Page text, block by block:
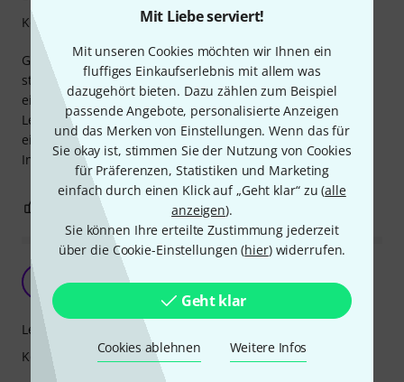
Mit Liebe serviert!
Mit unseren Cookies möchten wir Ihnen ein
fluffiges Einkaufserlebnis mit allem was
dazugehört bieten. Dazu zählen zum Beispiel
passende Angebote, personalisierte Anzeigen
und das Merken von Einstellungen. Wenn das für
Sie okay ist, stimmen Sie der Nutzung von Cookies
für Präferenzen, Statistiken und Marketing
einfach durch einen Klick auf „Geht klar“ zu (alle
anzeigen).
Sie können Ihre erteilte Zustimmung jederzeit
über die Cookie-Einstellungen (hier) widerrufen.
Geht klar
Cookies ablehnen Weitere Infos
Guter Klassiker, in dem vieles wichtiges zur Musiktheorie
steht. Allerdings schon auch sehr klassisch gehalten. Für
ein motivierendes lernen gibt es sicherlich bessere
Lernbücher. Trotzdem schadet es nicht ab und zu mal
einen Blick hineinzuwerfen, gerade wenn man mit einem
Instrument startet.
Kompetenz
0 BEWERTUNG MELDEN
Theorie für Unterricht
Taras 11.11.2009
Lernfaktor
Kompetenz